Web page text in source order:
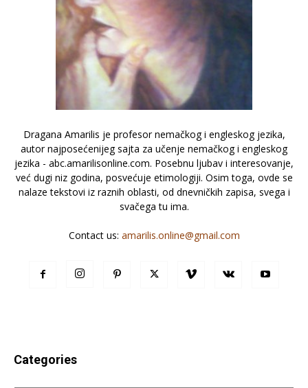
Dragana Amarilis je profesor nemačkog i engleskog jezika,
autor najposećenijeg sajta za učenje nemačkog i engleskog
jezika - abc.amarilisonline.com. Posebnu ljubav i interesovanje,
već dugi niz godina, posvećuje etimologiji. Osim toga, ovde se
nalaze tekstovi iz raznih oblasti, od dnevničkih zapisa, svega i
svačega tu ima.
Contact us: amarilis.online@gmail.com
Categories
Categories